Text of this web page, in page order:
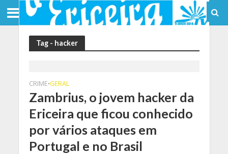
Tag - hacker
CRIME•GERAL
Zambrius, o jovem hacker da
Ericeira que ficou conhecido
por vários ataques em
Portugal e no Brasil